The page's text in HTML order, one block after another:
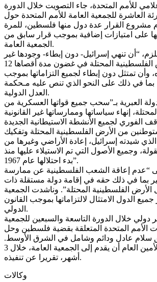
للأمم المتحدة، جاء التصويت خلال الدورة
العاشرة للجمعية العامة للأمم المتحدة حول
القرار عدة دول منها فلسطين، للمرة
على امتيازات إضافية بموجب قرار سابق من
الجمعية العامة.
“أن تنهي إسرائيل- دون إبطاء- وجودها غير
القانوني في الأرض الفلسطينية المحتلة في غضون مدة أقصاها 12
وأن تمتثل دون إبطاء لجميع التزاماتها بموجب
بما في ذلك على النحو الذي تنص عليه مـحكمة
العدل الدولية.
العبرية بـ”سحب جميع قواتها العسكرية من
إنهاء سياساتها وممارساتها غير القانونية
الفوري لجميع الأنشطة الاستيطانية الجديدة
من الأرض الفلسطينية المحتلة وتفكيك
الذي شيدته إسرائيل، إعادة الأراضي وغيرها من
وجميع الأصول التي تم الاستيلاء عليها منذ
بدء احتلالها عام 1967”.
“عدم إعاقة الشعب الفلسطينية عن ممارسة
بما في ذلك حقه في إقامة دولة مستقلة ذات
الفلسطينية المحتلة”. وناشدت الجمعية
جميع الدول الامتثال لالتزاماتها بموجب القانون
الدولي.
دولي خلال الدورة التاسعة والسبعين للجمعية
الأمم المتحدة المتعلقة بقضية فلسطين وحل
سلام عادل ودائم وشامل في الشرق الأوسط.
ويطلب القرار من الأمين العام أن يقدم إلى الجمعية العامة، خلال 3
أشهر، تقريرا عن تنفيذه.
وكالات